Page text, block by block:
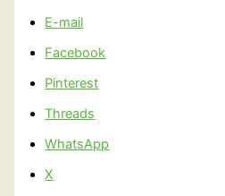
E-mail
Facebook
Pinterest
Threads
WhatsApp
X